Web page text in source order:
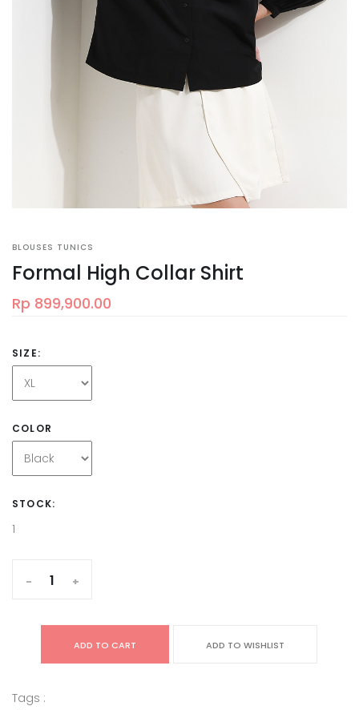
BLOUSES TUNICS
Formal High Collar Shirt
Rp 899,900.00
SIZE:
COLOR
STOCK:
1
- +
ADD TO CART ADD TO WISHLIST
Tags :